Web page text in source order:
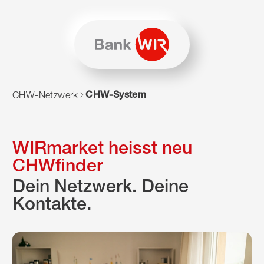
Zum Navigieren dieser Seite wird JavaScript benötigt.
CHW-Netzwerk CHW-System
WIRmarket heisst neu
CHWfinder
Dein Netzwerk. Deine
Kontakte.